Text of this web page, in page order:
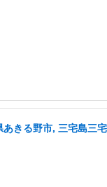
きる野市, 三宅島三